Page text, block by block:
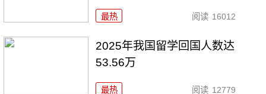
最热 阅读 16012
2025年我国留学回国人数达
53.56万
最热 阅读 12779